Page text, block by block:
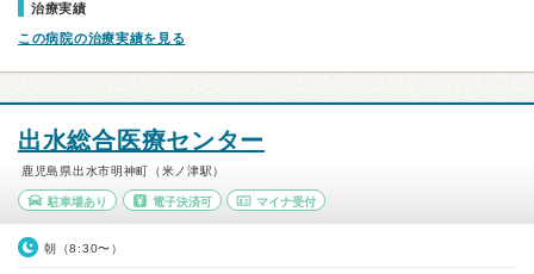
治療実績
この病院の治療実績を見る
出水総合医療センター
鹿児島県出水市明神町（米ノ津駅）
駐車場あり 電子決済可 マイナ受付
朝（8:30〜）